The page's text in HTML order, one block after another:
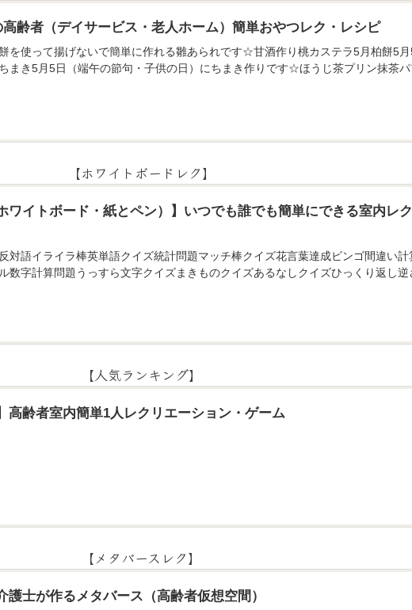
齢者（デイサービス・老人ホーム）簡単おやつレク・レシピ
を使って揚げないで簡単に作れる雛あられです☆甘酒作り桃カステラ5月柏餅5
まき5月5日（端午の節句・子供の日）にちまき作りです☆ほうじ茶プリン抹茶パ
【ホワイトボードレク】
ワイトボード・紙とペン）】いつでも誰でも簡単にできる室内レ
対語イライラ棒英単語クイズ統計問題マッチ棒クイズ花言葉達成ビンゴ間違い
数字計算問題うっすら文字クイズまきものクイズあるなしクイズひっくり返し
【人気ランキング】
高齢者室内簡単1人レクリエーション・ゲーム
【メタバースレク】
護士が作るメタバース（高齢者仮想空間）